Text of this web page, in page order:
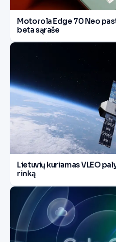
Motorola Edge 70 Neo
beta sąraše
Lietuvių kuriamas VLEO
rinką